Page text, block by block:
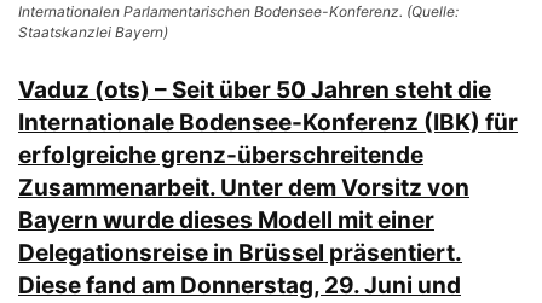
Internationalen Parlamentarischen Bodensee-Konferenz. (Quelle:
Staatskanzlei Bayern)
Vaduz (ots) – Seit über 50 Jahren steht die
Internationale Bodensee-Konferenz (IBK) für
erfolgreiche grenz-überschreitende
Zusammenarbeit. Unter dem Vorsitz von
Bayern wurde dieses Modell mit einer
Delegationsreise in Brüssel präsentiert.
Diese fand am Donnerstag, 29. Juni und